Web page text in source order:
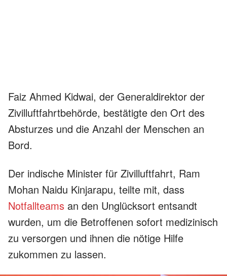
Faiz Ahmed Kidwai, der Generaldirektor der
Zivilluftfahrtbehörde, bestätigte den Ort des
Absturzes und die Anzahl der Menschen an
Bord.
Der indische Minister für Zivilluftfahrt, Ram
Mohan Naidu Kinjarapu, teilte mit, dass
Notfallteams an den Unglücksort entsandt
wurden, um die Betroffenen sofort medizinisch
zu versorgen und ihnen die nötige Hilfe
zukommen zu lassen.